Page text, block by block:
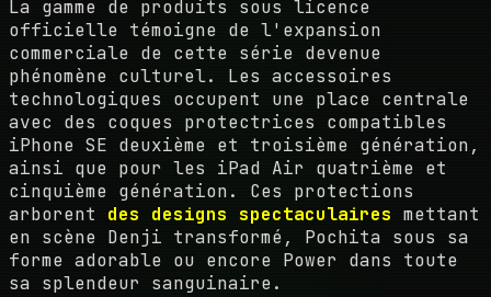
La gamme de produits sous licence
officielle témoigne de l'expansion
commerciale de cette série devenue
phénomène culturel. Les accessoires
technologiques occupent une place centrale
avec des coques protectrices compatibles
iPhone SE deuxième et troisième génération,
ainsi que pour les iPad Air quatrième et
cinquième génération. Ces protections
arborent des designs spectaculaires mettant
en scène Denji transformé, Pochita sous sa
forme adorable ou encore Power dans toute
sa splendeur sanguinaire.